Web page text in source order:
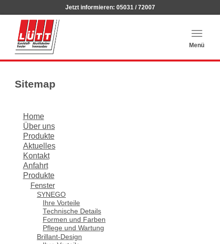
Jetzt informieren: 05031 / 72007
Menü
Sitemap
Home
Über uns
Produkte
Aktuelles
Kontakt
Anfahrt
Produkte
Fenster
SYNEGO
Ihre Vorteile
Technische Details
Formen und Farben
Pflege und Wartung
Brillant-Design